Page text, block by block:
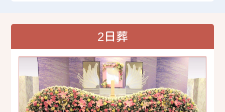
2日葬